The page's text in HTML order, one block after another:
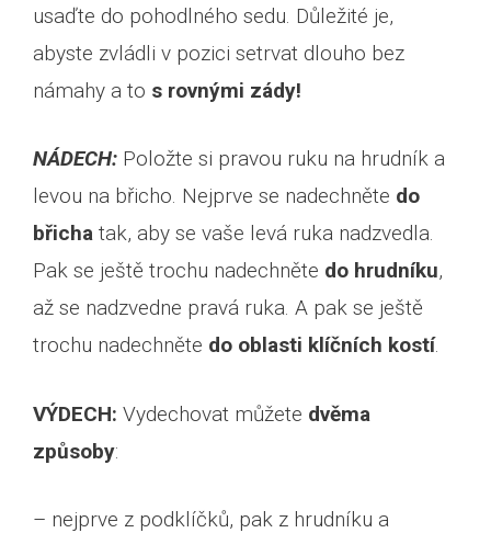
usaďte do pohodlného sedu. Důležité je,
abyste zvládli v pozici setrvat dlouho bez
námahy a to s rovnými zády!
NÁDECH: Položte si pravou ruku na hrudník a
levou na břicho. Nejprve se nadechněte do
břicha tak, aby se vaše levá ruka nadzvedla.
Pak se ještě trochu nadechněte do hrudníku,
až se nadzvedne pravá ruka. A pak se ještě
trochu nadechněte do oblasti klíčních kostí.
VÝDECH: Vydechovat můžete dvěma
způsoby:
– nejprve z podklíčků, pak z hrudníku a